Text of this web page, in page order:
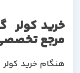
مرجع تخصصی